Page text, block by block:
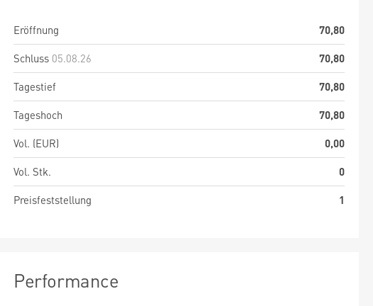
Eröffnung
70,80
Schluss 05.08.26
70,80
Tagestief
70,80
Tageshoch
70,80
Vol. (EUR)
0,00
Vol. Stk.
0
Preisfeststellung
1
Performance